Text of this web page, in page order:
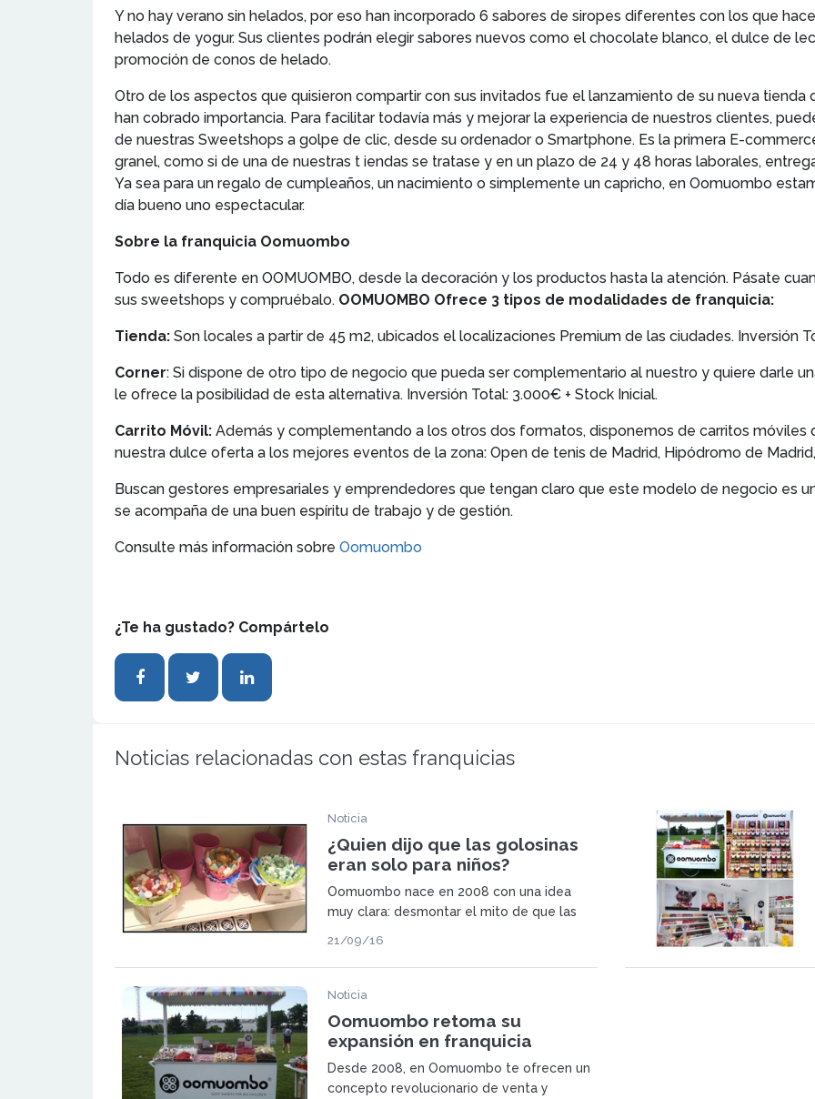
Y no hay verano sin helados, por eso han incorporado 6 sabores de siropes diferentes con los que
helados de yogur. Sus clientes podrán elegir sabores nuevos como el chocolate blanco, el dulce de
promoción de conos de helado.
Otro de los aspectos que quisieron compartir con sus invitados fue el lanzamiento de su nueva tienda
han cobrado importancia. Para facilitar todavía más y mejorar la experiencia de nuestros clientes,
de nuestras Sweetshops a golpe de clic, desde su ordenador o Smartphone. Es la primera E-
granel, como si de una de nuestras t iendas se tratase y en un plazo de 24 y 48 horas laborales,
Ya sea para un regalo de cumpleaños, un nacimiento o simplemente un capricho, en Oomuombo
día bueno uno espectacular.
Sobre la franquicia Oomuombo
Todo es diferente en OOMUOMBO, desde la decoración y los productos hasta la atención. Pásate
sus sweetshops y compruébalo. OOMUOMBO Ofrece 3 tipos de modalidades de franquicia:
Tienda: Son locales a partir de 45 m2, ubicados el localizaciones Premium de las ciudades. Inversión
Corner: Si dispone de otro tipo de negocio que pueda ser complementario al nuestro y quiere darle
le ofrece la posibilidad de esta alternativa. Inversión Total: 3.000€ + Stock Inicial.
Carrito Móvil: Además y complementando a los otros dos formatos, disponemos de carritos móviles
nuestra dulce oferta a los mejores eventos de la zona: Open de tenis de Madrid, Hipódromo de
Buscan gestores empresariales y emprendedores que tengan claro que este modelo de negocio es
se acompaña de una buen espíritu de trabajo y de gestión.
Consulte más información sobre Oomuombo
¿Te ha gustado? Compártelo
Noticias relacionadas con estas franquicias
Noticia
¿Quien dijo que las golosinas
eran solo para niños?
Oomuombo nace en 2008 con una idea
muy clara: desmontar el mito de que las
de una de las regiones con más tradición
en este producto del mundo: Escandinavia.
21/09/16
Noticia
Oomuombo retoma su
expansión en franquicia
Desde 2008, en Oomuombo te ofrecen un
concepto revolucionario de venta y